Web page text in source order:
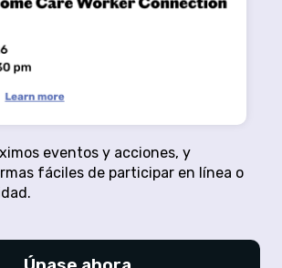
eventos y acciones, y
fáciles de participar en línea o